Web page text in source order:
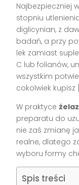
Najbezpieczniej
stopniu
diglicynian, z
badań, a przy
lek zamiast
C lub folianów,
wszystkim
cokolwiek
W praktyce
preparatu do
nie zaś zmianę
realne, dlatego
wyboru formy
Spis treści